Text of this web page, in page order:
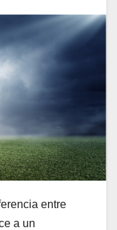
entre
a un